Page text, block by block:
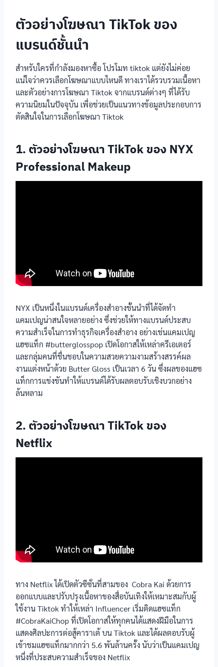
ตัวอย่างโฆษณา TikTok ของ
แบรนด์ชั้นนำ
สำหรับใครที่กำลังมองหาซื้อ โปรโมท tiktok แต่ยังไม่ค่อย
แน่ใจว่าควรเลือกโฆษณาแบบไหนดี ทางเราได้รวบรวมเนื้อหา
และตัวอย่างการโฆษณา Tiktok จากแบรนด์ต่างๆ ที่ได้รับ
ความนิยมในปัจจุบัน เพื่อช่วยเป็นแนวทางข้อมูลประกอบการ
ตัดสินใจในการเลือกโฆษณา Tiktok
1. ตัวอย่างโฆษณา TikTok ของ NYX
Professional Makeup
NYX เป็นหนึ่งในแบรนด์เครื่องสำอางชั้นนำที่ได้จัดทำ
แคมเปญน่าสนใจหลายอย่าง ซึ่งช่วยให้ทางแบรนด์ประสบ
ความสำเร็จในการทำธุรกิจเครื่องสำอาง อย่างเช่นแคมเปญ
แฮซแท็ก #butterglosspop เปิดโอกาสให้เหล่าครีเอเตอร์
และกลุ่มคนที่ชื่นชอบในความสวยความงามสร้างสรรค์ผล
งานแต่งหน้าด้วย Butter Gloss เป็นเวลา 6 วัน ซึ่งผลของแฮซ
แท็กการแข่งขันทำให้แบรนด์ได้รับผลตอบรับเชิงบวกอย่าง
ล้นหลาม
2. ตัวอย่างโฆษณา TikTok ของ
Netflix
ทาง Netflix ได้เปิดตัวซีซั่นที่สามของ Cobra Kai ด้วยการ
ออกแบบและปรับปรุงเนื้อหาของสื่อบันเทิงให้เหมาะสมกับผู้
ใช้งาน Tiktok ทำให้เหล่า Influencer เริ่มติดแฮซแท็ก
#CobraKaiChop ที่เปิดโอกาสให้ทุกคนได้แสดงฝีมือในการ
แสดงศิลปะการต่อสู้คาราเต้ บน Tiktok และได้ผลตอบรับผู้
เข้าชมแฮซแท็กมากกว่า 5.6 พันล้านครั้ง นับว่าเป็นแคมเปญ
หนึ่งที่ประสบความสำเร็จของ Netflix